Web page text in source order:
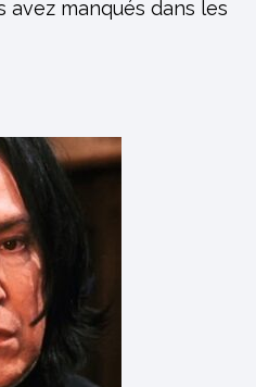
avez manqués dans les